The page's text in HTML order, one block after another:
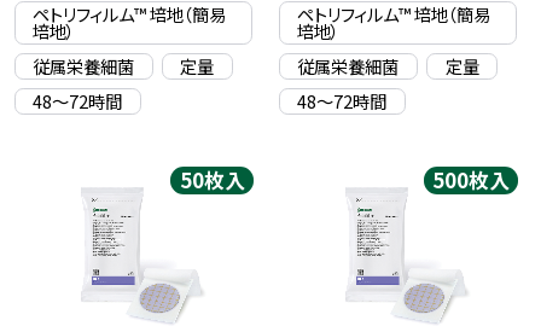
ペトリフィルム™ 培地（簡易
培地）
従属栄養細菌
定量
48〜72時間
ペトリフィルム™ 培地（簡易
培地）
従属栄養細菌
定量
48〜72時間
50枚入 500枚入